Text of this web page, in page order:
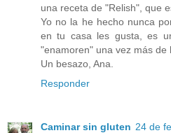
una receta de "Relish", que
Yo no la he hecho nunca
en tu casa les gusta, es
"enamoren" una vez más de
Un besazo, Ana.
Responder
Caminar sin gluten 24 de